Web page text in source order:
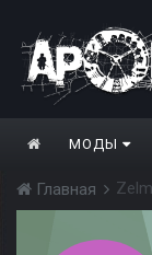
МОДЫ
Главная